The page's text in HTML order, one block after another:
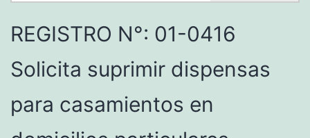
REGISTRO N°: 01-0416
Solicita suprimir dispensas
para casamientos en